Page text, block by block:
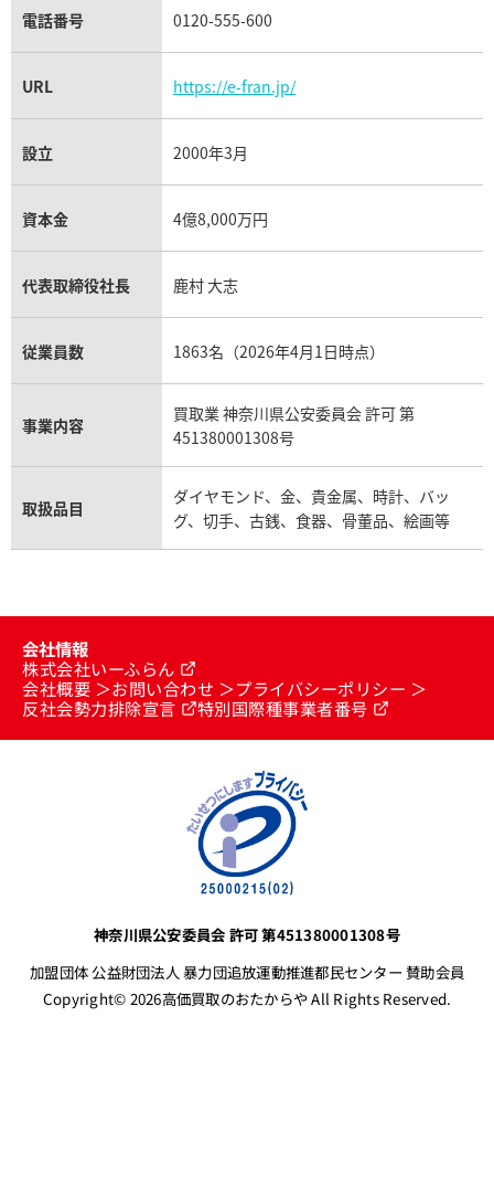
電話番号 0120-555-600
URL https://e-fran.jp/
設立 2000年3月
資本金 4億8,000万円
代表取締役社長 鹿村 大志
従業員数 1863名（2026年4月1日時点）
事業内容
買取業 神奈川県公安委員会 許可 第
451380001308号
取扱品目
ダイヤモンド、金、貴金属、時計、バッ
グ、切手、古銭、食器、骨董品、絵画等
会社情報
株式会社いーふらん
会社概要
お問い合わせ
プライバシーポリシー
反社会勢力排除宣言
特別国際種事業者番号
神奈川県公安委員会 許可 第451380001308号
加盟団体 公益財団法人 暴力団追放運動推進都民センター 賛助会員
Copyright© 2026高価買取のおたからや All Rights Reserved.